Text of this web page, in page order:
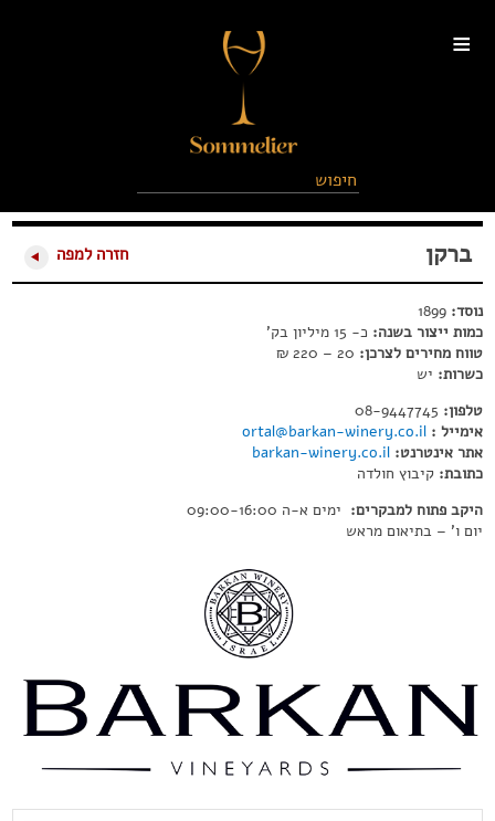
≡
ברקן חזרה למפה
נוסד: 1899
כמות ייצור בשנה: כ- 15 מיליון בק'
טווח מחירים לצרכן:
כשרות: יש
טלפון:
אימייל : ortal@barkan-winery.co.il
אתר אינטרנט: barkan-winery.co.il
כתובת: קיבוץ חולדה
היקב פתוח למבקרים: ימים א-ה 09:00-16:00
יום ו' – בתיאום מראש